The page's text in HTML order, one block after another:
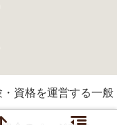
資格を運営する一般